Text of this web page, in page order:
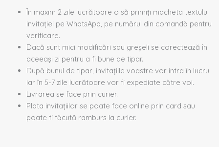
În maxim 2 zile lucrătoare o să primiți macheta textului
invitației pe WhatsApp, pe numărul din comandă pentru
verificare.
Dacă sunt mici modificări sau greșeli se corectează în
aceeași zi pentru a fi bune de tipar.
După bunul de tipar, invitațiile voastre vor intra în lucru
iar în 5-7 zile lucrătoare vor fi expediate către voi.
Livrarea se face prin curier.
Plata invitațiilor se poate face online prin card sau
poate fi făcută ramburs la curier.